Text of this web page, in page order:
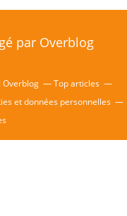
par Overblog
Top articles
et données personnelles